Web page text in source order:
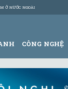
Ở NƯỚC NGOÀI
CÔNG NGHỆ